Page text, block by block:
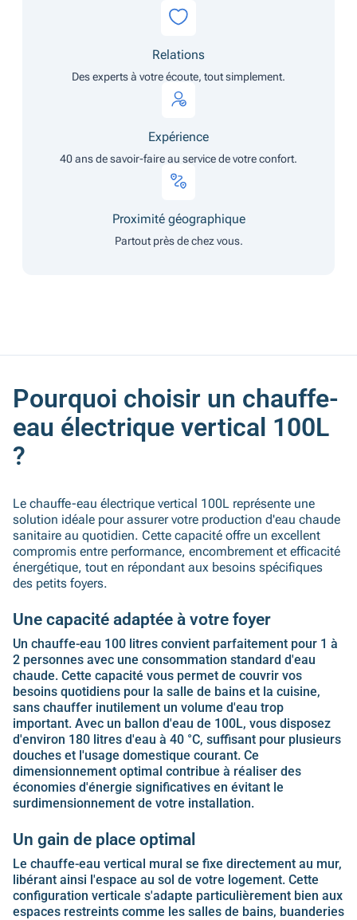
Relations
Des experts à votre écoute, tout simplement.
Expérience
40 ans de savoir-faire au service de votre confort.
Proximité géographique
Partout près de chez vous.
Pourquoi choisir un chauffe-
eau électrique vertical 100L
?
Le chauffe-eau électrique vertical 100L représente une
solution idéale pour assurer votre production d'eau chaude
sanitaire au quotidien. Cette capacité offre un excellent
compromis entre performance, encombrement et efficacité
énergétique, tout en répondant aux besoins spécifiques
des petits foyers.
Une capacité adaptée à votre foyer
Un chauffe-eau 100 litres convient parfaitement pour 1 à
2 personnes avec une consommation standard d'eau
chaude. Cette capacité vous permet de couvrir vos
besoins quotidiens pour la salle de bains et la cuisine,
sans chauffer inutilement un volume d'eau trop
important. Avec un ballon d'eau de 100L, vous disposez
d'environ 180 litres d'eau à 40 °C, suffisant pour plusieurs
douches et l'usage domestique courant. Ce
dimensionnement optimal contribue à réaliser des
économies d'énergie significatives en évitant le
surdimensionnement de votre installation.
Un gain de place optimal
Le chauffe-eau vertical mural se fixe directement au mur,
libérant ainsi l'espace au sol de votre logement. Cette
configuration verticale s'adapte particulièrement bien aux
espaces restreints comme les salles de bains, buanderies